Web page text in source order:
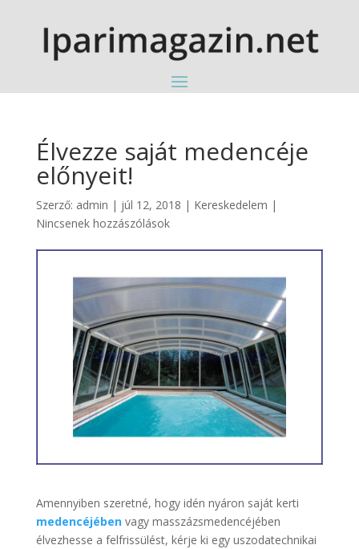
Élvezze saját medencéje
előnyeit!
Szerző: admin | júl 12, 2018 | Kereskedelem |
Nincsenek hozzászólások
Amennyiben szeretné, hogy idén nyáron saját kerti
medencéjében vagy masszázsmedencéjében
élvezhesse a felfrissülést, kérje ki egy uszodatechnikai